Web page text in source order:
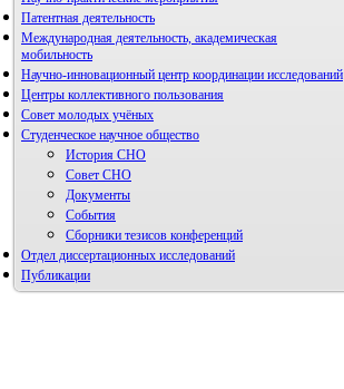
Патентная деятельность
Международная деятельность, академическая
мобильность
Научно-инновационный центр координации исследований
НИИ микрохирургии и клинической анатомии
Центры коллективного пользования
Совет молодых учёных
Студенческое научное общество
История СНО
Совет СНО
Документы
События
Сборники тезисов конференций
Отдел диссертационных исследований
Публикации